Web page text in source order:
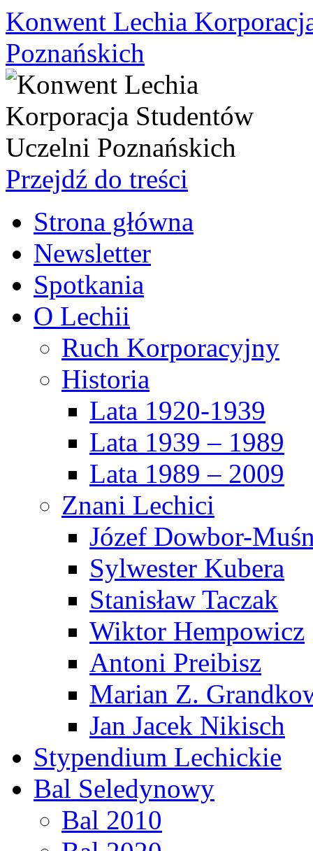
Konwent Lechia
Poznańskich
Przejdź do treści
Strona główna
Newsletter
Spotkania
O Lechii
Ruch Korporacyjny
Historia
Lata 1920-1939
Lata 1939 – 1989
Lata 1989 – 2009
Znani Lechici
Józef Dowbor-
Sylwester Kubera
Stanisław Taczak
Wiktor Hempowicz
Antoni Preibisz
Marian Z.
Jan Jacek Nikisch
Stypendium Lechickie
Bal Seledynowy
Bal 2010